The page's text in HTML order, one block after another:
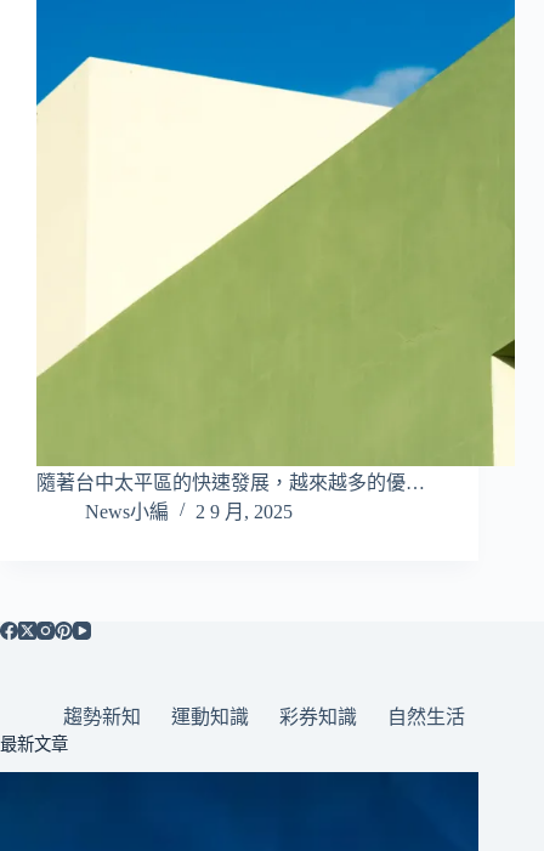
隨著台中太平區的快速發展，越來越多的優…
News小編
2 9 月, 2025
趨勢新知 運動知識 彩券知識 自然生活
最新文章